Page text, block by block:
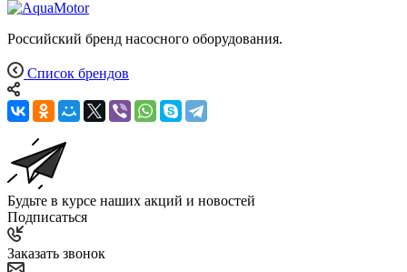
Российский бренд насосного оборудования.
Список брендов
Будьте в курсе наших акций и новостей
Подписаться
Заказать звонок